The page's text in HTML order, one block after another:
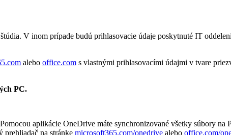
V inom prípade budú prihlasovacie údaje poskytnuté IT
alebo office.com s vlastnými prihlasovacími údajmi v tvare
PC.
aplikácie OneDrive máte synchronizované všetky súbory
prehliadač na stránke microsoft365.com/onedrive alebo office.com/